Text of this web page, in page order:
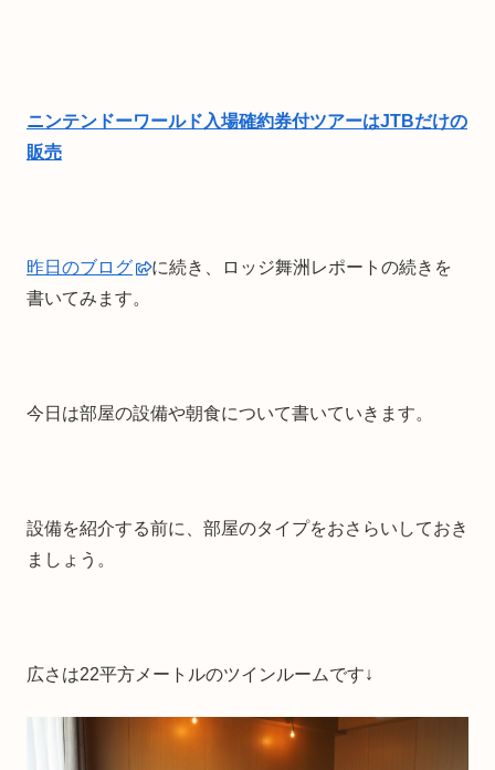
ニンテンドーワールド入場確約券付ツアーはJTBだけの
販売
昨日のブログ
に続き、ロッジ舞洲レポートの続きを
書いてみます。
今日は部屋の設備や朝食について書いていきます。
設備を紹介する前に、部屋のタイプをおさらいしておき
ましょう。
広さは22平方メートルのツインルームです↓